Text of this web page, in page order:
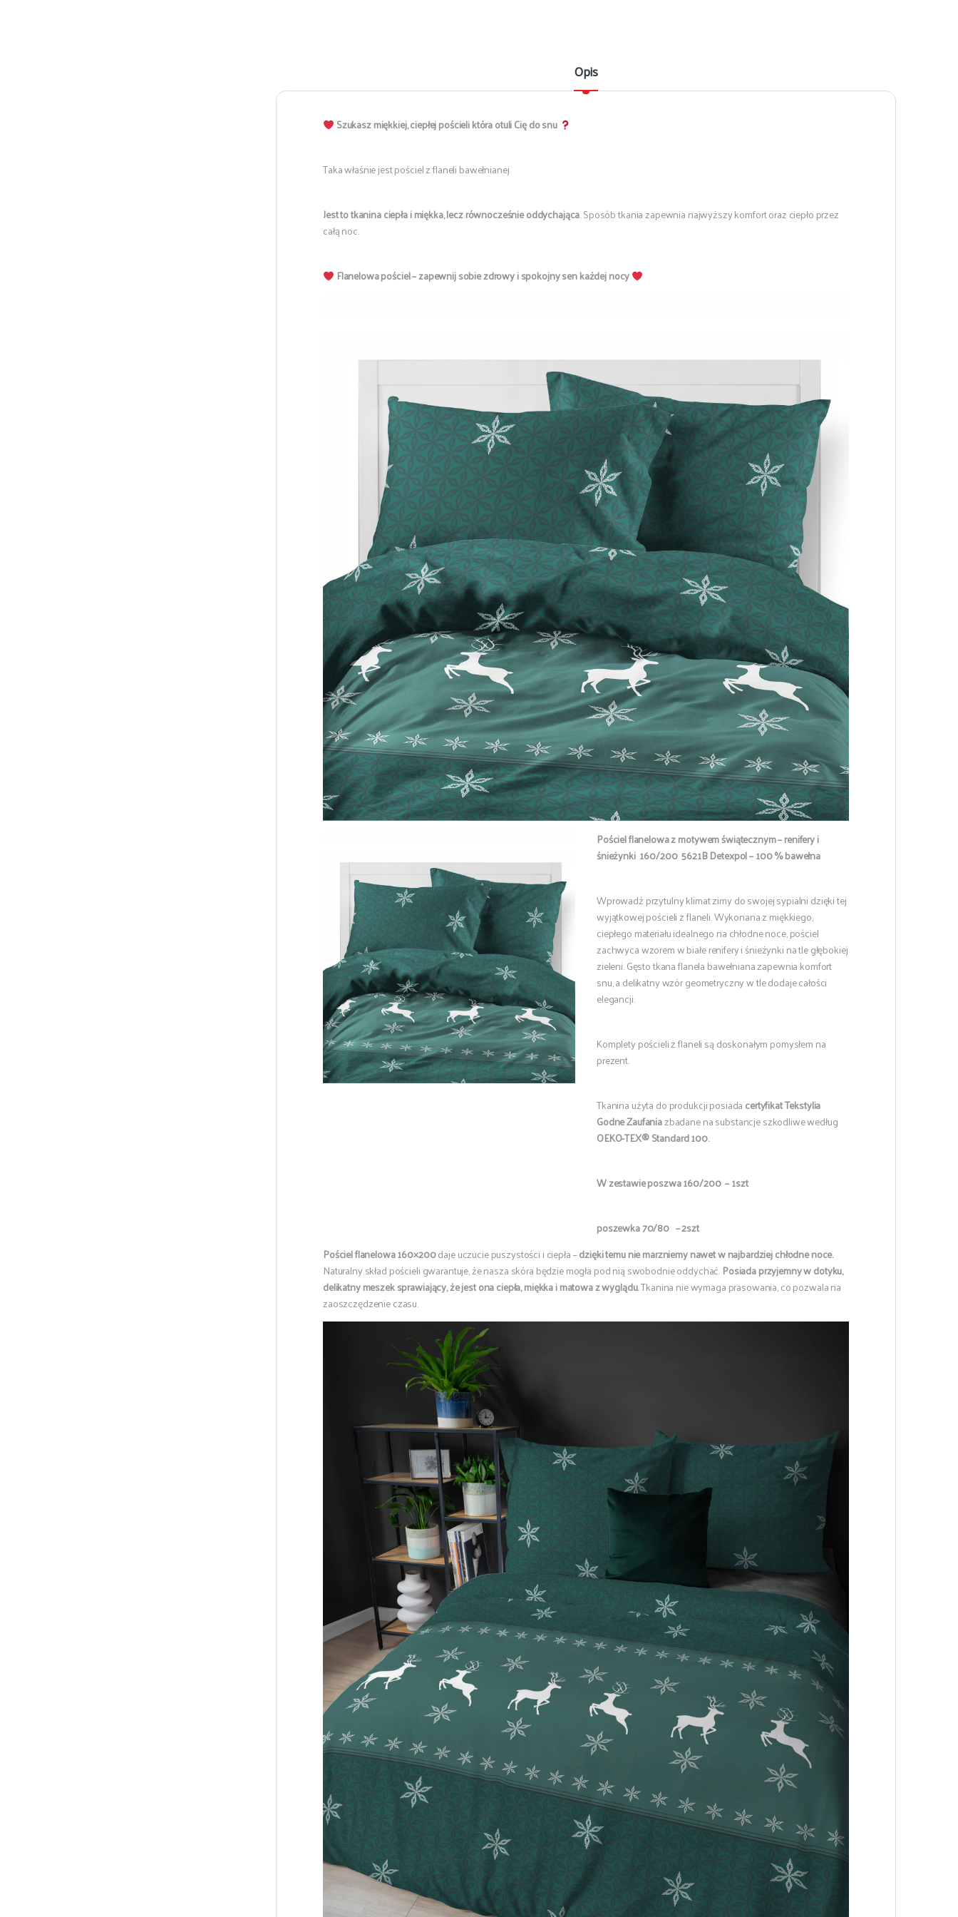
Opis
Szukasz miękkiej, ciepłej pościeli która otuli Cię do snu
Taka właśnie jest pościel z flaneli bawełnianej
Jest to tkanina ciepła i miękka, lecz równocześnie oddychająca. Sposób tkania zapewnia najwyższy komfort oraz ciepło przez
całą noc.
Flanelowa pościel – zapewnij sobie zdrowy i spokojny sen każdej nocy
Pościel flanelowa z motywem świątecznym – renifery i
śnieżynki 160/200 5621B Detexpol – 100 % bawełna
Wprowadź przytulny klimat zimy do swojej sypialni dzięki tej
wyjątkowej pościeli z flaneli. Wykonana z miękkiego,
ciepłego materiału idealnego na chłodne noce, pościel
zachwyca wzorem w białe renifery i śnieżynki na tle głębokiej
zieleni. Gęsto tkana flanela bawełniana zapewnia komfort
snu, a delikatny wzór geometryczny w tle dodaje całości
elegancji.
Komplety pościeli z flaneli są doskonałym pomysłem na
prezent.
Tkanina użyta do produkcji posiada certyfikat Tekstylia
Godne Zaufaniazbadane na substancje szkodliwe według
OEKO-TEX® Standard 100.
W zestawie poszwa 160/200 – 1szt
poszewka 70/80 – 2szt
Pościel flanelowa 160×200daje uczucie puszystości i ciepła –dzięki temunie marzniemy nawet w najbardziej chłodne noce.
Naturalny skład pościeli gwarantuje, że nasza skóra będzie mogła pod nią swobodnie oddychać. Posiada przyjemny w dotyku,
delikatny meszek sprawiający, że jest ona ciepła, miękka i matowa z wyglądu.Tkanina nie wymaga prasowania, co pozwala na
zaoszczędzenie czasu.